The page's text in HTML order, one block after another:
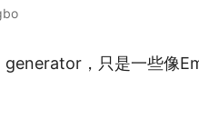
，只是一些像